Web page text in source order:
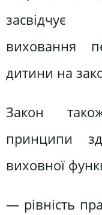
засвідчує
виховання
дитини на
Закон
принципи
виховної
— рівність